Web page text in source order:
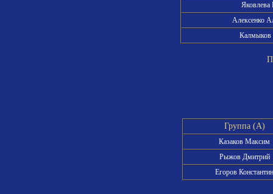
Яковлева
Алексенко
Калмыков
Группа (A)
Казаков Максим
Рыжов Дмитрий
Егоров Константин